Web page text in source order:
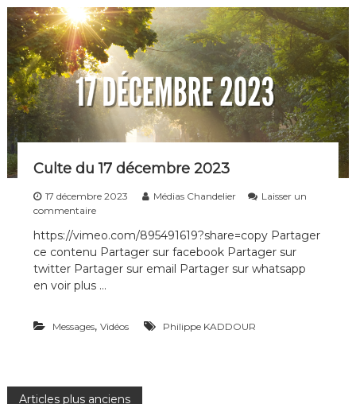
a
n
v
i
e
r
2
0
Culte du 17 décembre 2023
17 décembre 2023 Médias Chandelier
Laisser un
commentaires
r
C
u
l
d
é
https://vimeo.com/895491619?share=copy Partager
ce contenu Partager sur facebook Partager sur
twitter Partager sur email Partager sur whatsapp
en voir plus …
Messages, Vidéos Philippe KADDOUR
Articles plus anciens